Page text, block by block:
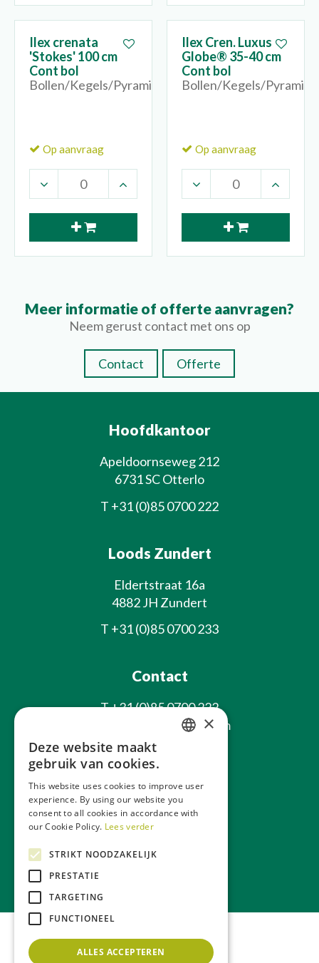
Ilex crenata
'Stokes' 100 cm
Cont bol
Bollen/Kegels/Pyramides
Op aanvraag
Ilex Cren. Luxus
Globe® 35-40 cm
Cont bol
Bollen/Kegels/
Op aanvraag
Meer informatie of offerte aanvragen?
Neem gerust contact met ons op
Contact Offerte
Hoofdkantoor
Apeldoornseweg 212
6731 SC Otterlo
T +31 (0)85 0700 222
Loods Zundert
Eldertstraat 16a
4882 JH Zundert
T +31 (0)85 0700 233
Contact
T+31 (0)85 0700 222
info@laxsjonplants.com
Blijf op de hoogte
Over ons
×
Deze website maakt
gebruik van cookies.
This website uses cookies to improve user
experience. By using our website you
consent to all cookies in accordance with
our Cookie Policy. Lees verder
STRIKT NOODZAKELIJK
PRESTATIE
TARGETING
FUNCTIONEEL
ALLES ACCEPTEREN